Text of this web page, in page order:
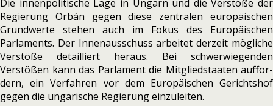
Die innen­po­li­ti­sche Lage in Ungarn und die Verstöße der
Regierung Orbán gegen diese zen­tra­len euro­päi­schen
Grundwerte ste­hen auch im Fokus des Europäischen
Parlaments. Der Innenausschuss arbei­tet der­zeit mög­li­che
Verstöße detail­liert her­aus. Bei schwer­wie­gen­den
Verstößen kann das Parlament die Mitgliedstaaten auf­for­
dern, ein Verfahren vor dem Europäischen Gerichtshof
gegen die unga­ri­sche Regierung ein­zu­lei­ten.